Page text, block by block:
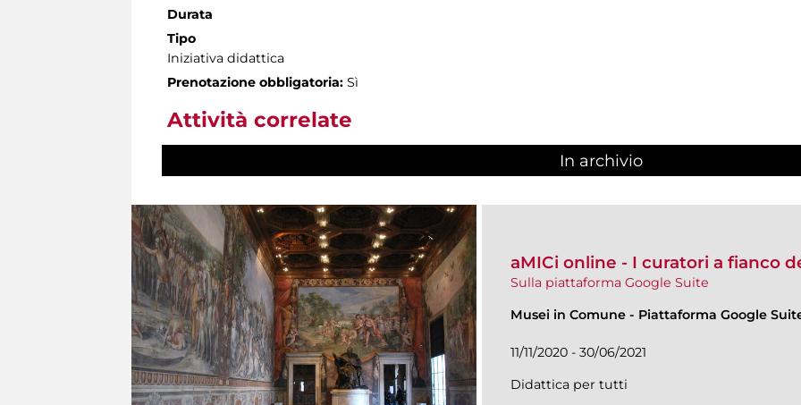
Durata
Tipo
Iniziativa didattica
Prenotazione obbligatoria: Sì
Attività correlate
In archivio
aMICi online - I curatori a fianco
Sulla piattaforma Google Suite
Musei in Comune - Piattaforma Google
11/11/2020 - 30/06/2021
Didattica per tutti